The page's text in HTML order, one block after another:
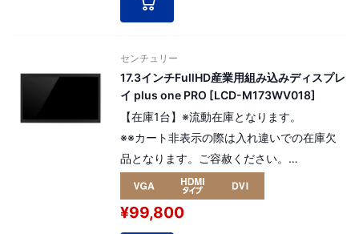
1,980×1,080pixel（16:9）
センチュリー
17.3インチFullHD産業用組み込みディスプレ
イ plus one PRO [LCD-M173WV018]
【在庫1台】※流動在庫となります。
※※カート非表示の際は入れ違いでの在庫欠
品となります。ご容赦ください。
高寿命液晶パネルを採用した産業用組み込み
モデルの17.3インチ plus one PRO
解像度：FHD（フルHD）
¥99,800